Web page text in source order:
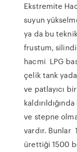
Ekstremite
suyun
ya da bu
frustum,
hacmi LPG
çelik tank yada
ve patlayıcı
ve stepne
vardır. Bunlar
ürettiği 1500